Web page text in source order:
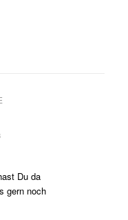
Du da
gern noch